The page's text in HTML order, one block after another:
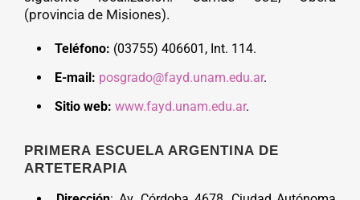
(provincia de Misiones).
Teléfono: (03755) 406601, Int. 114.
E-mail: posgrado@fayd.unam.edu.ar.
Sitio web: www.fayd.unam.edu.ar.
PRIMERA ESCUELA ARGENTINA DE
ARTETERAPIA